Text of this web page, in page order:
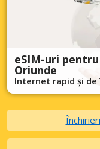
eSIM-uri
Oriunde
Internet rapid și de